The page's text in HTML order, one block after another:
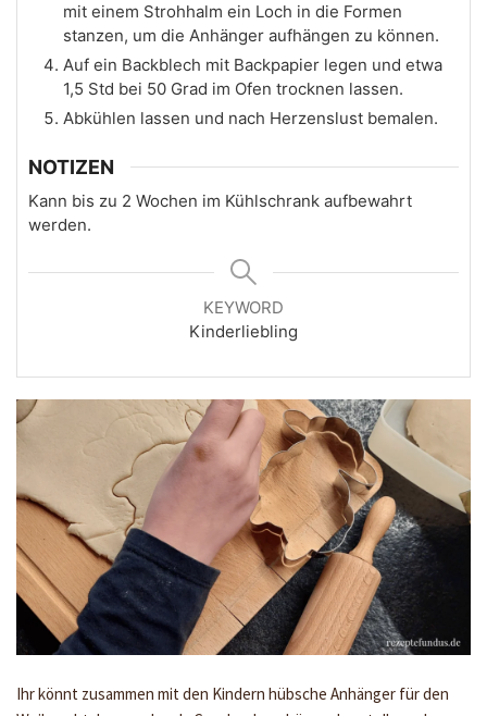
mit einem Strohhalm ein Loch in die Formen
stanzen, um die Anhänger aufhängen zu können.
Auf ein Backblech mit Backpapier legen und etwa
1,5 Std bei 50 Grad im Ofen trocknen lassen.
Abkühlen lassen und nach Herzenslust bemalen.
NOTIZEN
Kann bis zu 2 Wochen im Kühlschrank aufbewahrt
werden.
KEYWORD
Kinderliebling
Ihr könnt zusammen mit den Kindern hübsche Anhänger für den